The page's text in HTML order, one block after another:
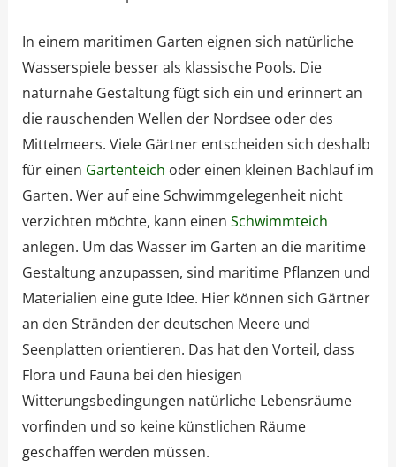
In einem maritimen Garten eignen sich natürliche
Wasserspiele besser als klassische Pools. Die
naturnahe Gestaltung fügt sich ein und erinnert an
die rauschenden Wellen der Nordsee oder des
Mittelmeers. Viele Gärtner entscheiden sich deshalb
für einen Gartenteich oder einen kleinen Bachlauf im
Garten. Wer auf eine Schwimmgelegenheit nicht
verzichten möchte, kann einen Schwimmteich
anlegen. Um das Wasser im Garten an die maritime
Gestaltung anzupassen, sind maritime Pflanzen und
Materialien eine gute Idee. Hier können sich Gärtner
an den Stränden der deutschen Meere und
Seenplatten orientieren. Das hat den Vorteil, dass
Flora und Fauna bei den hiesigen
Witterungsbedingungen natürliche Lebensräume
vorfinden und so keine künstlichen Räume
geschaffen werden müssen.